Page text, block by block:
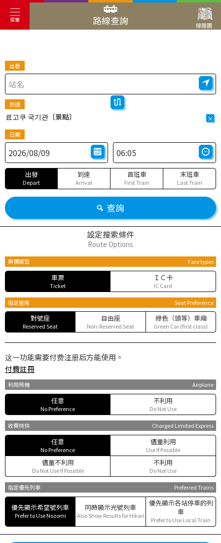
菜單 路線查詢 線路圖
出發
到達
료고쿠 국기관〔景點〕 ×
日期
出發
Depart
到達
Arrival
首班車
First Train
末班車
Last Train
查詢
設定搜索條件
Route Options
票價類型 Fare types
車票
Ticket
ＩＣ卡
IC Card
指定座席 Seat Preference
對號座
Reserved Seat
自由座
Non-Reserved Seat
綠色（頭等）車廂
Green Car (first class)
这一功能需要付费注册后方能使用。
付費註冊
利用飛機 Airplane
任意
No Preference
不利用
Do Not Use
收費特快 Charged Limited Express
任意
No Preference
儘量利用
Use If Possible
儘量不利用
Do Not Use If Possible
不利用
Do Not Use
指定優先列車 Preferred Trains
優先顯示希望號列車
Prefer to Use Nozomi
同時顯示光號列車
Also Show Results for Hikari
優先顯示各站停車的列
車
Prefer to Use Local Train